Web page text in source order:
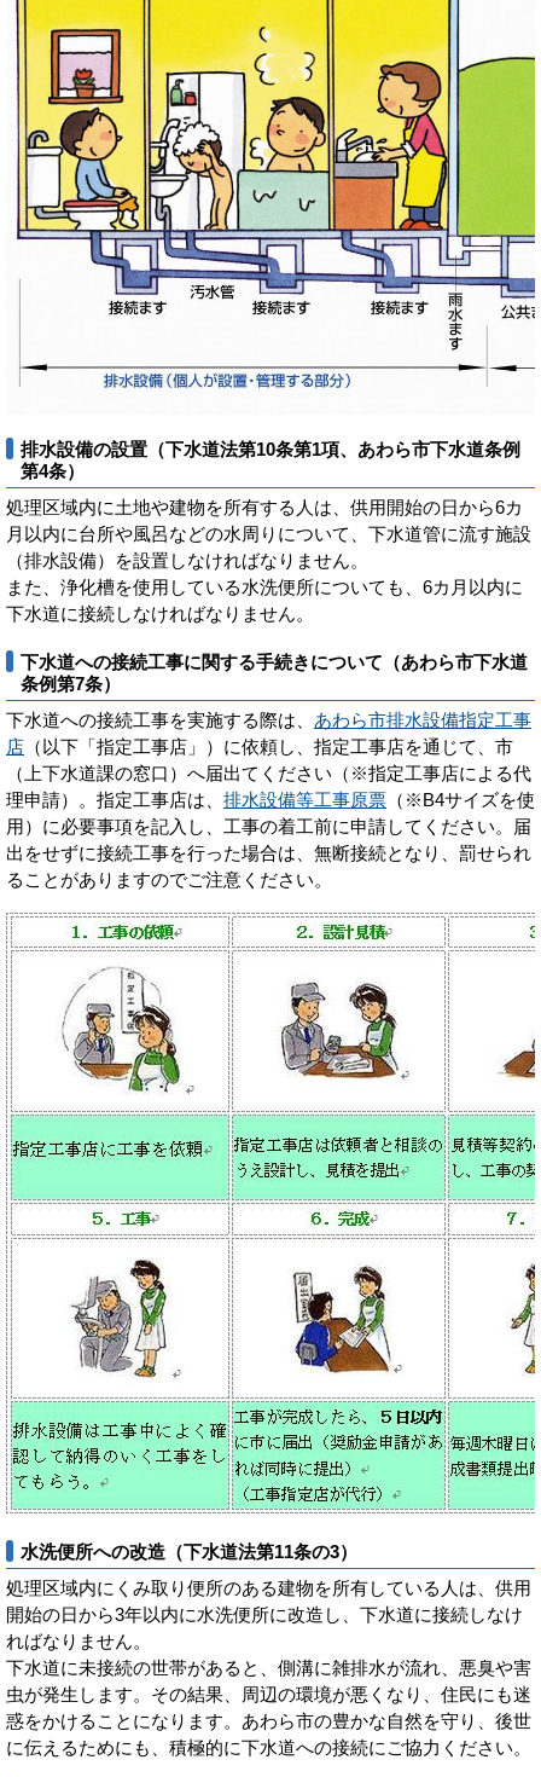
排水設備の設置（下水道法第10条第1項、あわら市下水道条例
第4条）
処理区域内に土地や建物を所有する人は、供用開始の日から6カ
月以内に台所や風呂などの水周りについて、下水道管に流す施設
（排水設備）を設置しなければなりません。
また、浄化槽を使用している水洗便所についても、6カ月以内に
下水道に接続しなければなりません。
下水道への接続工事に関する手続きについて（あわら市下水道
条例第7条）
下水道への接続工事を実施する際は、 あわら市排水設備指定工事
店 （以下「指定工事店」）に依頼し、指定工事店を通じて、市
（上下水道課の窓口）へ届出てください（※指定工事店による代
理申請）。指定工事店は、 排水設備等工事原票 （※B4サイズを使
用）に必要事項を記入し、工事の着工前に申請してください。届
出をせずに接続工事を行った場合は、無断接続となり、罰せられ
ることがありますのでご注意ください。
水洗便所への改造（下水道法第11条の3）
処理区域内にくみ取り便所のある建物を所有している人は、供用
開始の日から3年以内に水洗便所に改造し、下水道に接続しなけ
ればなりません。
下水道に未接続の世帯があると、側溝に雑排水が流れ、悪臭や害
虫が発生します。その結果、周辺の環境が悪くなり、住民にも迷
惑をかけることになります。あわら市の豊かな自然を守り、後世
に伝えるためにも、積極的に下水道への接続にご協力ください。